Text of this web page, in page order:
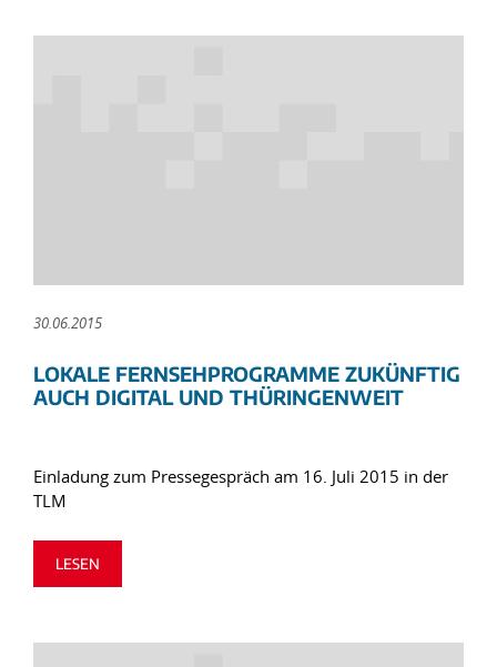
30.06.2015
LOKALE FERNSEHPROGRAMME ZUKÜNFTIG
AUCH DIGITAL UND THÜRINGENWEIT
Einladung zum Pressegespräch am 16. Juli 2015 in der
TLM
LESEN